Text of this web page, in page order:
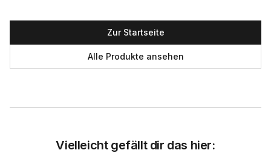
Zur Startseite
Alle Produkte ansehen
Vielleicht gefällt dir das hier: